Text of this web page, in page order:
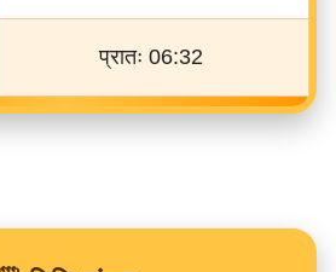
प्रातः 06:32